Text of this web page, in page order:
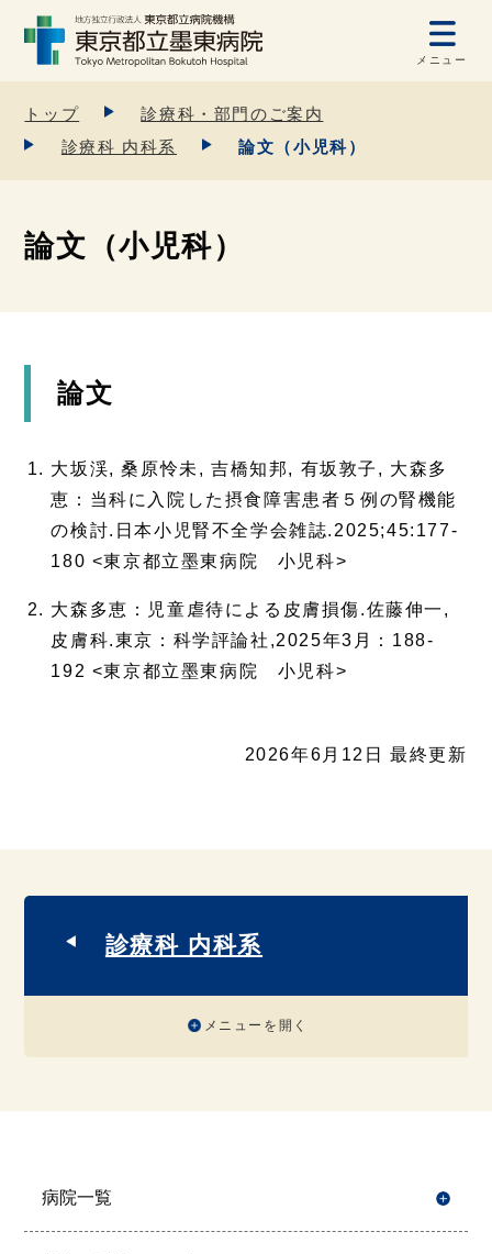
メニュー
トップ
診療科・部門のご案内
診療科 内科系
論文（小児科）
論文（小児科）
論文
大坂渓, 桑原怜未, 吉橋知邦, 有坂敦子, 大森多
恵：当科に入院した摂食障害患者５例の腎機能
の検討.日本小児腎不全学会雑誌.2025;45:177-
180 <東京都立墨東病院 小児科>
大森多恵：児童虐待による皮膚損傷.佐藤伸一,
皮膚科.東京：科学評論社,2025年3月：188-
192 <東京都立墨東病院 小児科>
2026年6月12日 最終更新
診療科 内科系
メニューを開く
病院一覧